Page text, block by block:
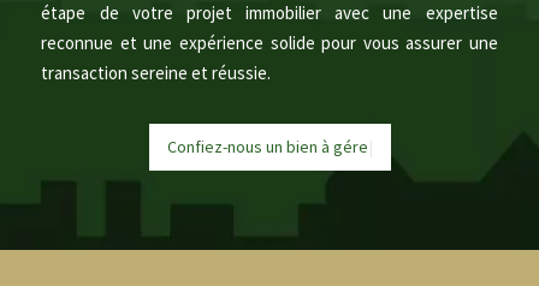
étape de votre projet immobilier avec une expertise
reconnue et une expérience solide pour vous assurer une
transaction sereine et réussie.
Confiez-nous un bien àgér|